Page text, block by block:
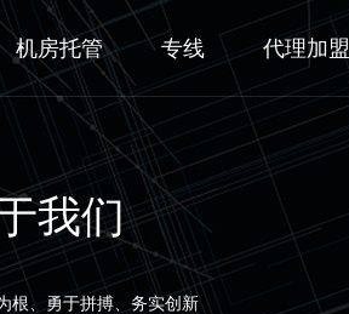
机房托管 专线 代理加盟
我们
根、勇于拼搏、务实创新